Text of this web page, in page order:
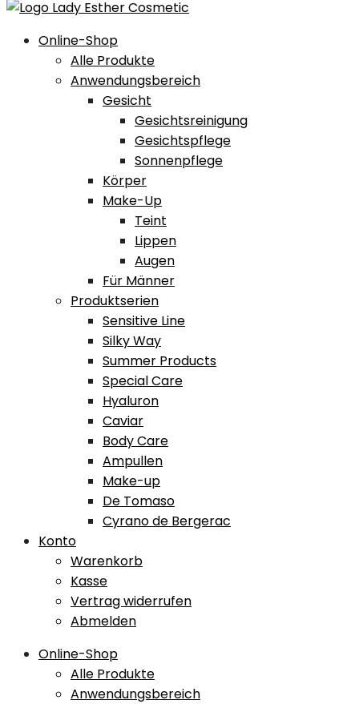
Online-Shop
Alle Produkte
Anwendungsbereich
Gesicht
Gesichtsreinigung
Gesichtspflege
Sonnenpflege
Körper
Make-Up
Teint
Lippen
Augen
Für Männer
Produktserien
Sensitive Line
Silky Way
Summer Products
Special Care
Hyaluron
Caviar
Body Care
Ampullen
Make-up
De Tomaso
Cyrano de Bergerac
Konto
Warenkorb
Kasse
Vertrag widerrufen
Abmelden
Online-Shop
Alle Produkte
Anwendungsbereich